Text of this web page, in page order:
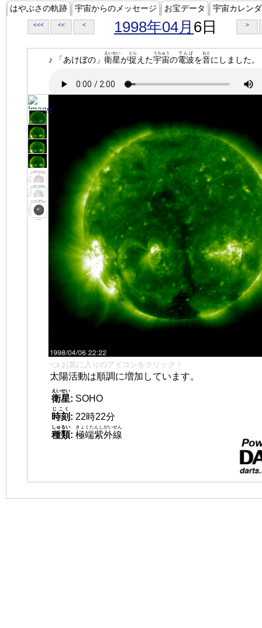
はやぶさの軌跡 宇宙からのメッセージ お宝データ 宇宙カレン
<<< << < 1998年04月 6日 >
♪ 「あけぼの」 衛星
えいせい
が捉
とら
えた宇宙
うちゅう
の電波
でんぱ
を音
おと
にしました。
👈 お気に入りのアイコンをクリック！
太陽活動は順調に増加しています。
衛星
えいせい
: SOHO
時刻
じこく
: 22時22分
種類
しゅるい
: 極端紫外線
きょくたんしがいせん